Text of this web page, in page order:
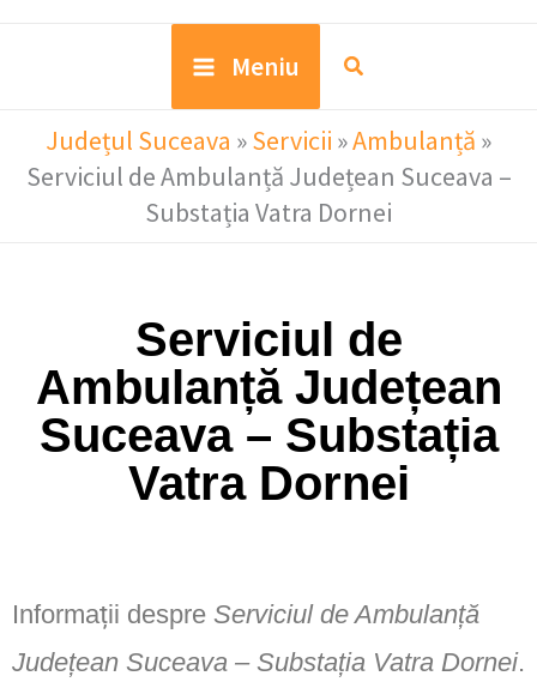
Meniu
Județul Suceava »Servicii »Ambulanță »
Serviciul de Ambulanță Județean Suceava –
Substația Vatra Dornei
Serviciul de
Ambulanță Județean
Suceava – Substația
Vatra Dornei
Informații despre Serviciul de Ambulanță
Județean Suceava – Substația Vatra Dornei.